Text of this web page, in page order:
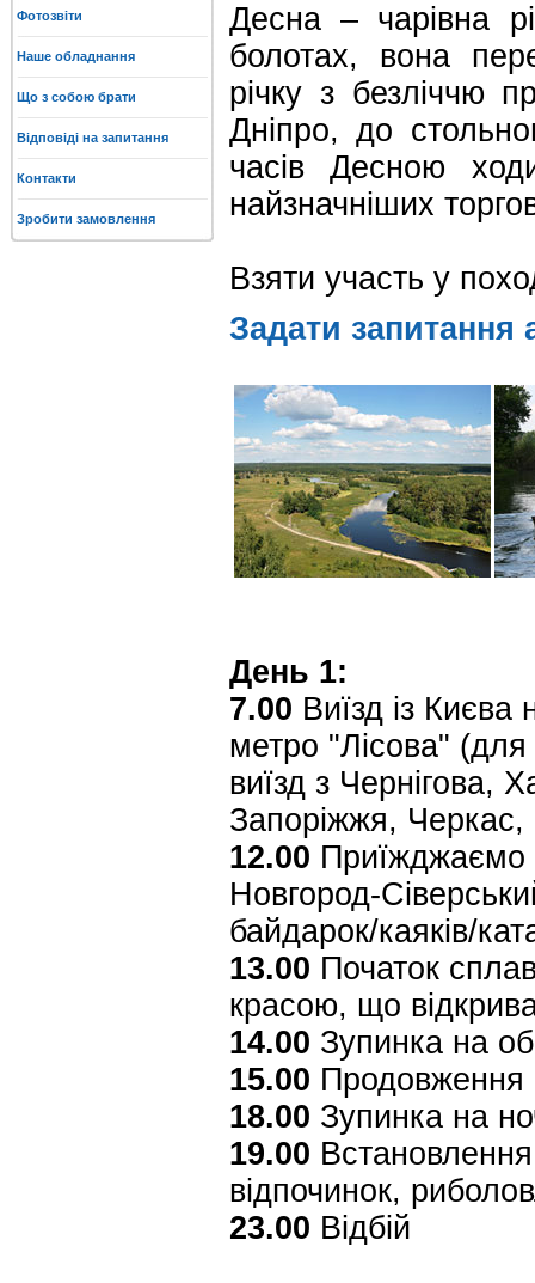
Фотозвіти
Наше обладнання
Що з собою брати
Відповіді на запитання
Контакти
Зробити замовлення
Десна – чарівна
болотах, вона
річку з безліччю
Дніпро, до
часів Десною
найзначніших
Взяти участь у
Задати запитання
День 1:
7.00 Виїзд із Києва
метро "Лісова"
виїзд з Чернігова,
Запоріжжя,
12.00 Приїжджаємо
Новгород-
байдарок/каяків/
13.00 Початок
красою, що
14.00 Зупинка на
15.00 Продовження
18.00 Зупинка на
19.00
відпочинок,
23.00 Відбій